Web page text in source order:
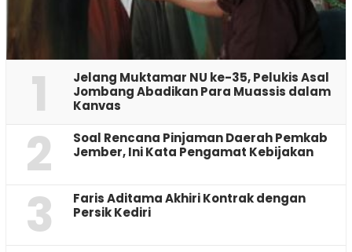
1
Jelang Muktamar NU ke-35, Pelukis Asal
Jombang Abadikan Para Muassis dalam
Kanvas
2
‎Soal Rencana Pinjaman Daerah Pemkab
Jember, Ini Kata Pengamat Kebijakan ‎
3
Faris Aditama Akhiri Kontrak dengan
Persik Kediri